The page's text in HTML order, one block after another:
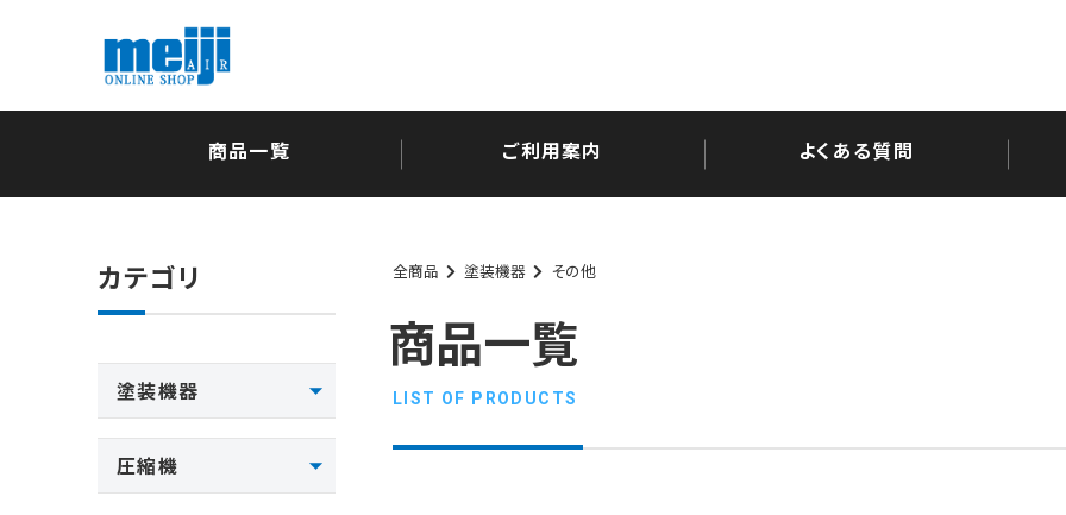
商品一覧 ご利用案内 よくある質問
全商品 塗装機器 その他
商品一覧
LIST OF PRODUCTS
カテゴリ
塗装機器
圧縮機